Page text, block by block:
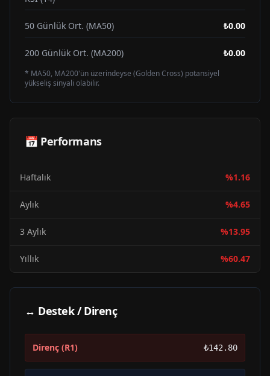
50 Günlük Ort. (MA50) ₺0.00
200 Günlük Ort. (MA200) ₺0.00
* MA50, MA200'ün üzerindeyse (Golden Cross) potansiyel
yükseliş sinyali olabilir.
📅 Performans
Haftalık %1.16
Aylık %4.65
3 Aylık %13.95
Yıllık %60.47
↔ Destek / Direnç
Direnç (R1) ₺142.80